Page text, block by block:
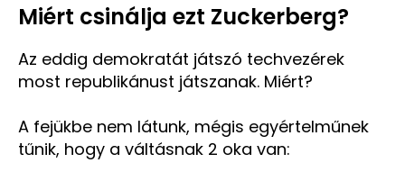
Miért csinálja ezt Zuckerberg?
Az eddig demokratát játszó techvezérek
most republikánust játszanak. Miért?
A fejükbe nem látunk, mégis egyértelműnek
tűnik, hogy a váltásnak 2 oka van: